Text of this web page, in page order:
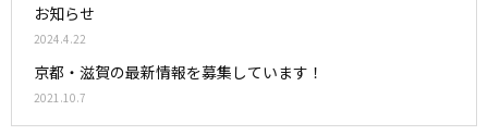
お知らせ
2024.4.22
京都・滋賀の最新情報を募集しています！
2021.10.7